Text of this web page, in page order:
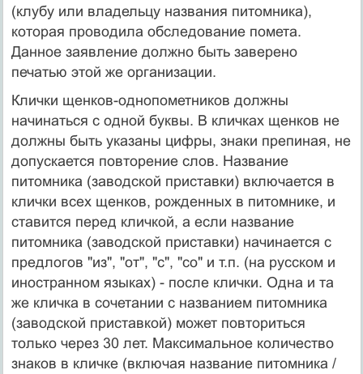
(клубу или владельцу названия питомника),
которая проводила обследование помета.
Данное заявление должно быть заверено
печатью этой же организации.
Клички щенков-однопометников должны
начинаться с одной буквы. В кличках щенков не
должны быть указаны цифры, знаки препиная, не
допускается повторение слов. Название
питомника (заводской приставки) включается в
клички всех щенков, рожденных в питомнике, и
ставится перед кличкой, а если название
питомника (заводской приставки) начинается с
предлогов "из", "от", "с", "со" и т.п. (на русском и
иностранном языках) - после клички. Одна и та
же кличка в сочетании с названием питомника
(заводской приставкой) может повториться
только через 30 лет. Максимальное количество
знаков в кличке (включая название питомника /